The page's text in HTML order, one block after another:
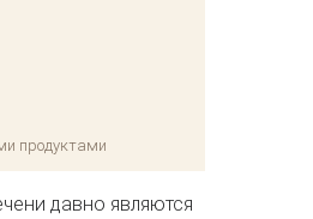
продуктами
давно являются